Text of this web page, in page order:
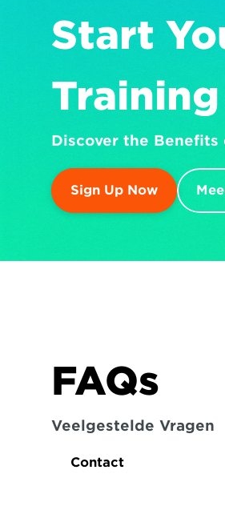
Start
Discover the Benefits
Sign Up Now
FAQs
Veelgestelde Vragen
Contact